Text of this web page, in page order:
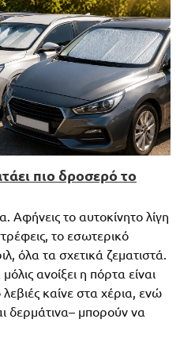
πιο δροσερό το
Αφήνεις το αυτοκίνητο λίγη
το εσωτερικό
όλα τα σχετικά ζεματιστά.
ανοίξει η πόρτα είναι
καίνε στα χέρια, ενώ
δερμάτινα– μπορούν να